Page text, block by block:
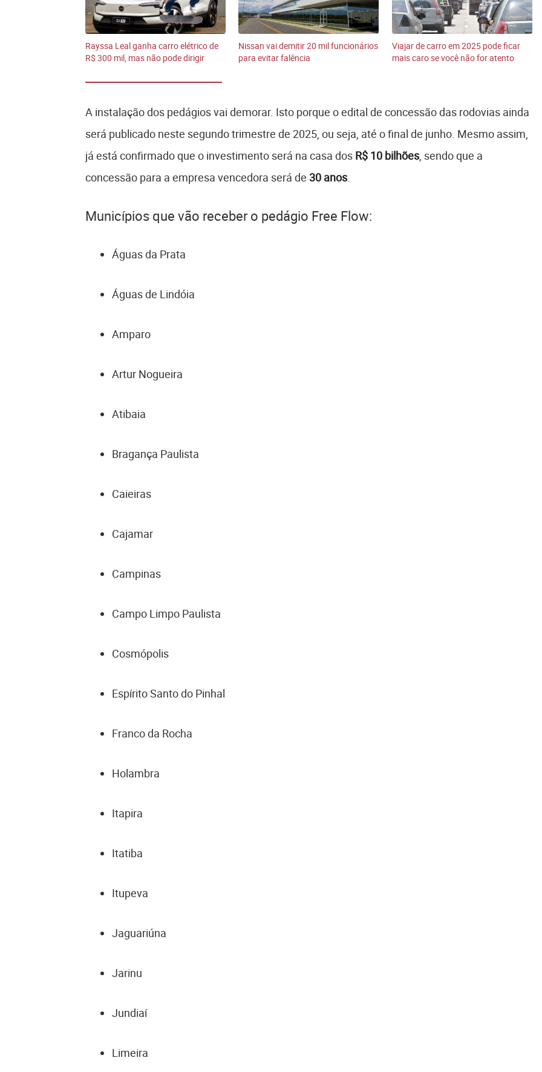
Rayssa Leal ganha carro elétrico de
R$ 300 mil, mas não pode dirigir
Nissan vai demitir 20 mil funcionários
para evitar falência
Viajar de carro em 2025 pode ficar
mais caro se você não for atento
A instalação dos pedágios vai demorar. Isto porque o edital de concessão das rodovias ainda
será publicado neste segundo trimestre de 2025, ou seja, até o final de junho. Mesmo assim,
já está confirmado que o investimento será na casa dos R$ 10 bilhões, sendo que a
concessão para a empresa vencedora será de 30 anos.
Municípios que vão receber o pedágio Free Flow:
Águas da Prata
Águas de Lindóia
Amparo
Artur Nogueira
Atibaia
Bragança Paulista
Caieiras
Cajamar
Campinas
Campo Limpo Paulista
Cosmópolis
Espírito Santo do Pinhal
Franco da Rocha
Holambra
Itapira
Itatiba
Itupeva
Jaguariúna
Jarinu
Jundiaí
Limeira